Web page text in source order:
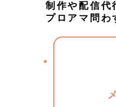
制作や配信
プロアマ問わ